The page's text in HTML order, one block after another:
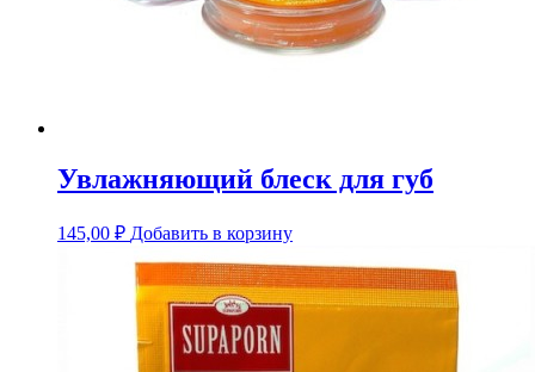
Увлажняющий блеск для губ
145,00 ₽ Добавить в корзину